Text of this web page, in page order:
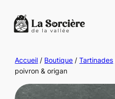
Accueil / Boutique /Tartinades
poivron & origan